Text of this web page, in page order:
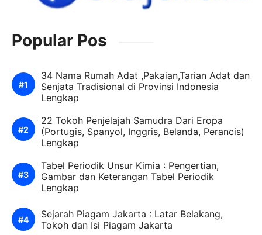
Popular Pos
34 Nama Rumah Adat ,Pakaian,Tarian Adat dan
Senjata Tradisional di Provinsi Indonesia
Lengkap
22 Tokoh Penjelajah Samudra Dari Eropa
(Portugis, Spanyol, Inggris, Belanda, Perancis)
Lengkap
Tabel Periodik Unsur Kimia : Pengertian,
Gambar dan Keterangan Tabel Periodik
Lengkap
Sejarah Piagam Jakarta : Latar Belakang,
Tokoh dan Isi Piagam Jakarta